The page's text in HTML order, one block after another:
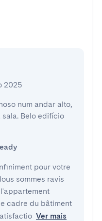
2025
num andar alto,
Belo edifício
pour votre
sommes ravis
cadre du bâtiment
Ver mais